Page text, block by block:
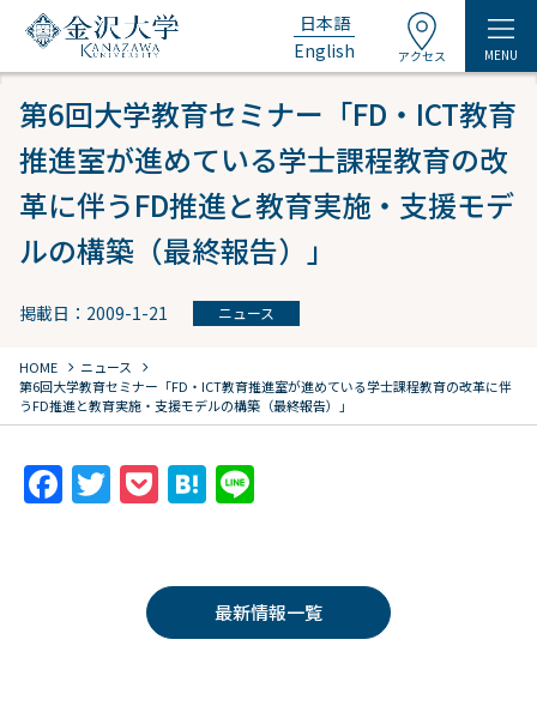
日本語
English
アクセス MENU
第6回大学教育セミナー「FD・ICT教育
推進室が進めている学士課程教育の改
革に伴うFD推進と教育実施・支援モデ
ルの構築（最終報告）」
掲載日：2009-1-21 ニュース
HOME chevron_right ニュース chevron_right
第6回大学教育セミナー「FD・ICT教育推進室が進めている学士課程教育の改革に伴
うFD推進と教育実施・支援モデルの構築（最終報告）」
F T
er
P
k
et
H
n
a
最新情報一覧